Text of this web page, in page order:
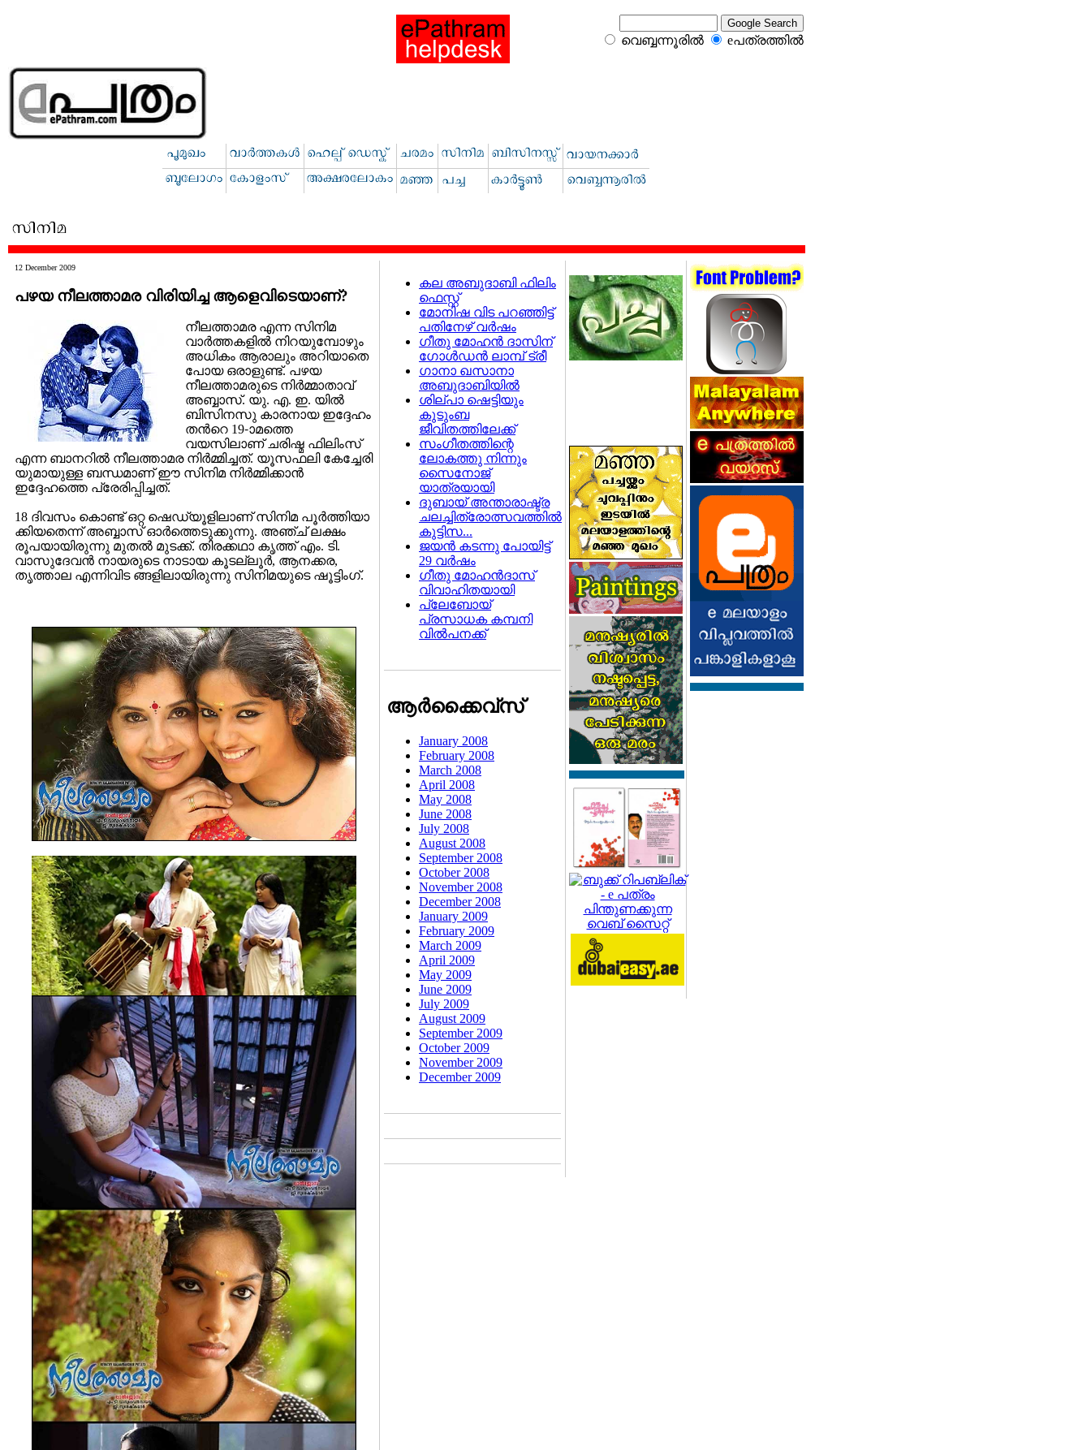
വെബ്ബന്നൂരില്‍ eപത്രത്തില്‍
12 December 2009
പഴയ നീലത്താമര വിരിയിച്ച ആളെവിടെയാണ്?
നീലത്താമര എന്ന സിനിമ
വാര്‍ത്തകളില്‍ നിറയുമ്പോഴും
അധികം ആരാലും അറിയാതെ
പോയ ഒരാളുണ്ട്. പഴയ
നീലത്താമരുടെ നിര്‍മ്മാതാവ്
അബ്ബാസ്. യു. എ. ഇ. യില്‍
ബിസിനസു കാരനായ ഇദ്ദേഹം
തന്‍റെ 19-ാമത്തെ
വയസിലാണ് ചരിഷ്മ ഫിലിംസ്
എന്ന ബാനറില്‍ നീലത്താമര നിര്‍മ്മിച്ചത്. യൂസഫലി കേച്ചേരി
യുമായുള്ള ബന്ധമാണ് ഈ സിനിമ നിര്‍മ്മിക്കാന്‍
ഇദ്ദേഹത്തെ പ്രേരിപ്പിച്ചത്.
18 ദിവസം കൊണ്ട് ഒറ്റ ഷെഡ്യൂളിലാണ് സിനിമ പൂര്‍ത്തിയാ
ക്കിയതെന്ന് അബ്ബാസ് ഓര്‍ത്തെടുക്കുന്നു. അഞ്ച് ലക്ഷം
രൂപയായിരുന്നു മുതല്‍ മുടക്ക്. തിരക്കഥാ കൃത്ത് എം. ടി.
വാസുദേവന്‍ നായരുടെ നാടായ കൂടല്ലൂര്‍, ആനക്കര,
തൃത്താല എന്നിവിട ങ്ങളിലായിരുന്നു സിനിമയുടെ ഷൂട്ടിംഗ്.
കല അബുദാബി ഫിലിം
ഫെസ്റ്റ്
മോനിഷ വിട പറഞ്ഞിട്ട്‌
പതിനേഴ്‌ വര്‍ഷം
ഗീതു മോഹന്‍ ദാസിന്‌
ഗോള്‍ഡന്‍ ലാമ്പ്‌ ട്രീ
ഗാനാ ഖസാനാ
അബുദാബിയില്‍
ശില്പാ ഷെട്ടിയും
കുടുംബ
ജീവിതത്തിലേക്ക്
സംഗീതത്തിന്റെ
ലോകത്തു നിന്നും
സൈനോജ്
യാത്രയായി
ദുബായ് അന്താരാഷ്ട്ര
ചലച്ചിത്രോത്സവത്തില്‍
കുട്ടിസ...
ജയന്‍ കടന്നു പോയിട്ട്
29 വര്‍ഷം
ഗീതു മോഹന്‍ദാസ്‌
വിവാഹിതയായി
പ്ലേബോയ്‌
പ്രസാധക കമ്പനി
വില്‍പനക്ക്‌
ആര്‍ക്കൈവ്സ്
January 2008
February 2008
March 2008
April 2008
May 2008
June 2008
July 2008
August 2008
September 2008
October 2008
November 2008
December 2008
January 2009
February 2009
March 2009
April 2009
May 2009
June 2009
July 2009
August 2009
September 2009
October 2009
November 2009
December 2009